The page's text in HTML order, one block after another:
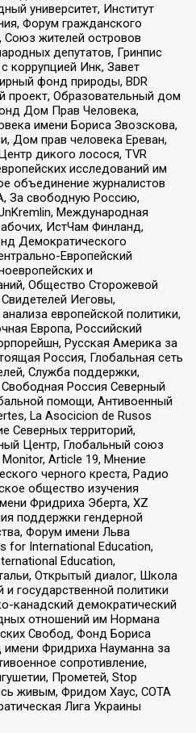
университет, Институт
Форум гражданского
Союз жителей островов
депутатов, Гринпис
коррупцией Инк, Завет
фонд природы, BDR
проект, Образовательный дом
Дом Прав Человека,
имени Бориса Звозскова,
Дом прав человека Ереван,
дикого лосося, TVR
исследований им
объединение журналистов
За свободную Россию,
Международная
ИстЧам Финланд,
Демократического
Европейский
и
Общество Сторожевой
Иеговы,
европейской политики,
Европа, Российский
Русская Америка за
Россия, Глобальная сеть
Служба поддержки,
Россия Северный
помощи, Антивоенный
La Asocicion de Rusos
Северных территорий,
Центр, Глобальный союз
Monitor, Article 19, Мнение
черного креста, Радио
общество изучения
Фридриха Эберта, XZ
поддержки гендерной
Форум имени Льва
for International Education,
Education,
Открытый диалог, Школа
государственной политики
канадский демократический
отношений им Нормана
Свобод, Фонд Бориса
Фридриха Науманна за
сопротивление,
Прометей, Stop
живым, Фридом Хаус, СОТА
Лига Украины